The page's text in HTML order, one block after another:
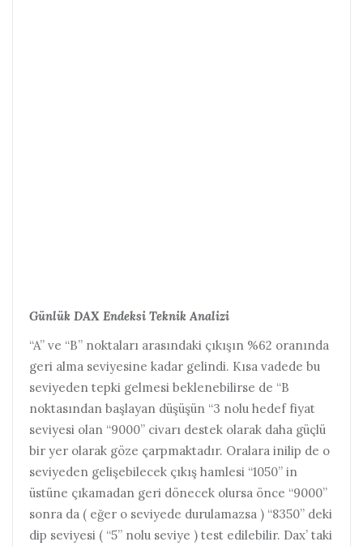
Günlük DAX Endeksi Teknik Analizi
“A” ve “B” noktaları arasındaki çıkışın %62 oranında
geri alma seviyesine kadar gelindi. Kısa vadede bu
seviyeden tepki gelmesi beklenebilirse de “B
noktasından başlayan düşüşün “3 nolu hedef fiyat
seviyesi olan “9000” civarı destek olarak daha güçlü
bir yer olarak göze çarpmaktadır. Oralara inilip de o
seviyeden gelişebilecek çıkış hamlesi “1050” in
üstüne çıkamadan geri dönecek olursa önce “9000”
sonra da ( eğer o seviyede durulamazsa ) “8350” deki
dip seviyesi ( “5” nolu seviye ) test edilebilir. Dax’ taki